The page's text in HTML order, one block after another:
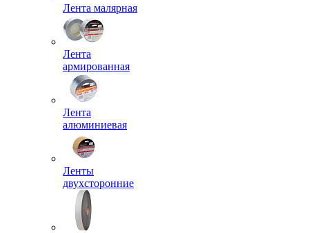
Лента малярная
Лента
армированная
Лента
алюминиевая
Ленты
двухсторонние